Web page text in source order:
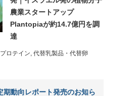
農業スタートアップ
Plantopiaが約14.7億円を調
達
ロテイン 代替乳製品・代替卵
期動向レポート発売のお知ら